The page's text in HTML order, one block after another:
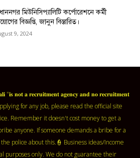
মিউনিসিপ্যালিটি কর্পোরেশনে কর্মী
বিজ্ঞপ্তি, জানুন বিস্তারিত।
9, 2024
𝐧𝐨𝐭 𝐚 𝐫𝐞𝐜𝐫𝐮𝐢𝐭𝐦𝐞𝐧𝐭 𝐚𝐠𝐞𝐧𝐜𝐲 𝐚𝐧𝐝 𝐧𝐨 𝐫𝐞𝐜𝐫𝐮𝐢𝐭𝐦𝐞𝐧𝐭
for any job, please read the official site
Remember it doesn't cost money to get a
anyone. If someone demands a bribe for a
police about this.👮 Business ideas/Income
purposes only. We do not guarantee their